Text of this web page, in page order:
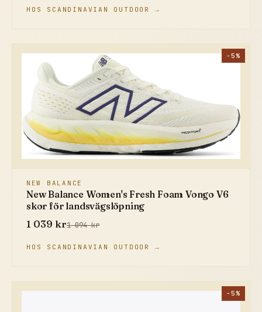
HOS SCANDINAVIAN OUTDOOR →
−5%
NEW BALANCE
New Balance Women's Fresh Foam Vongo V6
skor för landsvägslöpning
1 039 kr1 094 kr
HOS SCANDINAVIAN OUTDOOR →
−5%